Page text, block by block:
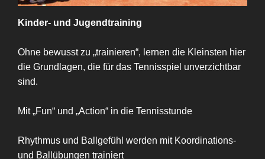
Kinder- und Jugendtraining
Ohne bewusst zu „trainieren“, lernen die Kleinsten hier
die Grundlagen, die für das Tennisspiel unverzichtbar
sind.
Mit „Fun“ und „Action“ in die Tennisstunde
Rhythmus und Ballgefühl werden mit Koordinations-
und Ballübungen trainiert